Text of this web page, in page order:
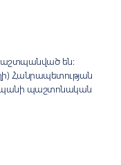
են:
Հանրապետության
պաշտոնական